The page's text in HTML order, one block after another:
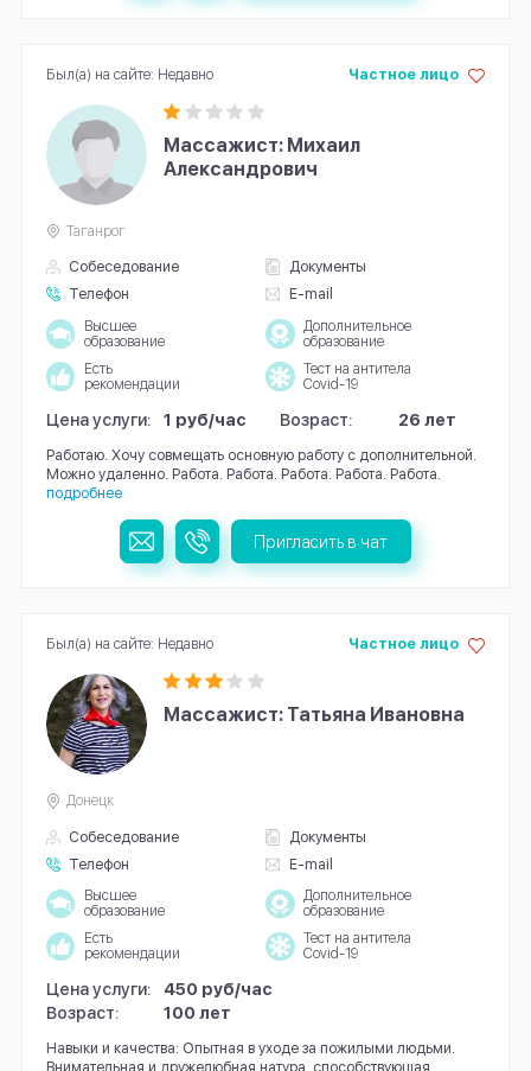
Массажист: Михаил
Александрович
Собеседование
Документы
Телефон
E-mail
Частное лицо
Таганрог
Высшее
образование
Дополнительное
образование
Есть
рекомендации
Тест на антитела
Covid-19
Цена услуги: 1 руб/час Возраст: 26 лет
Работаю. Хочу совмещать основную работу с дополнительной.
Можно удаленно. Работа. Работа. Работа. Работа. Работа.
подробнее
Был(а) на сайте: Недавно
Пригласить в чат
Массажист: Татьяна Ивановна
Собеседование
Документы
Телефон
E-mail
Частное лицо
Донецк
Высшее
образование
Дополнительное
образование
Есть
рекомендации
Тест на антитела
Covid-19
Цена услуги:
450 руб/час
Возраст:
100 лет
Навыки и качества: Опытная в уходе за пожилыми людьми.
Внимательная и дружелюбная натура, способствующая
Был(а) на сайте: Недавно